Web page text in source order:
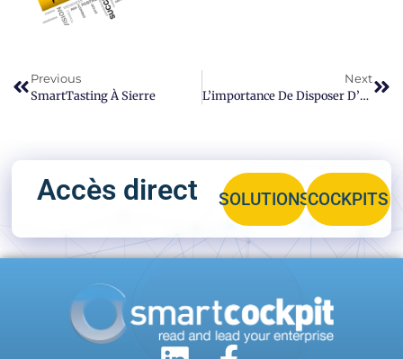
Previous
SmartTasting À Sierre
Next
L’importance De Disposer D’une Vue Synthétique De La Conformité De Son SI
Accès direct SOLUTIONSCOCKPITS